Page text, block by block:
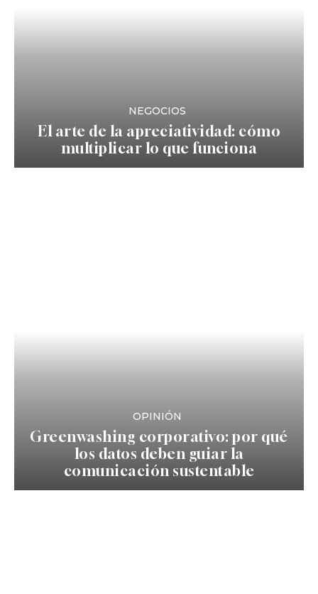
NEGOCIOS
El arte de la apreciatividad: cómo
multiplicar lo que funciona
OPINIÓN
Greenwashing corporativo: por qué
los datos deben guiar la
comunicación sustentable